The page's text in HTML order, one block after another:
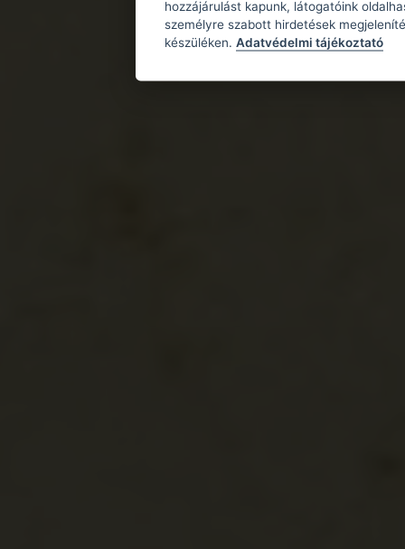
hozzájárulást kapunk, látogatóink
személyre szabott hirdetések
készüléken. Adatvédelmi tájékoztató